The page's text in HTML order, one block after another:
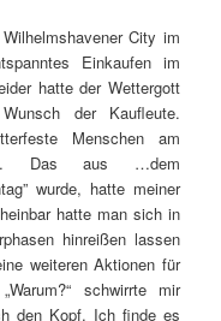
City im
Einkaufen im
hatte der Wettergott
der Kaufleute.
Menschen am
Das aus …dem
wurde, hatte meiner
hatte man sich in
hinreißen lassen
weiteren Aktionen für
schwirrte mir
den Kopf. Ich finde es